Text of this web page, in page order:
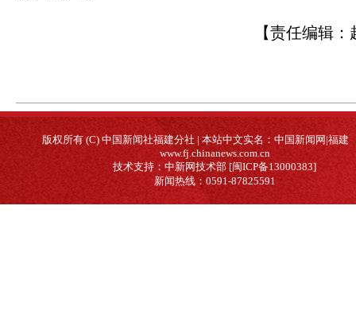
【责任编辑：
版权所有 (C) 中国新闻社福建分社 | 本站中文实名：中国新闻网|福建
www.fj.chinanews.com.cn
技术支持：中新网技术部 [闽ICP备13000383]
新闻热线：0591-87825591